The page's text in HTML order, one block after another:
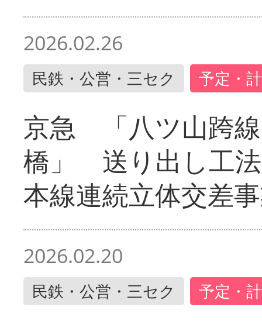
2026.02.26
民鉄・公営・三セク 予定・
京急 「八ツ山跨
橋」 送り出し工
本線連続立体交差
2026.02.20
民鉄・公営・三セク 予定・